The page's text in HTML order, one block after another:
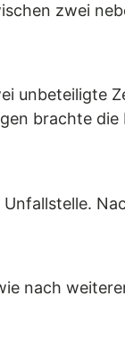
zwei
unbeteiligte
brachte
nach